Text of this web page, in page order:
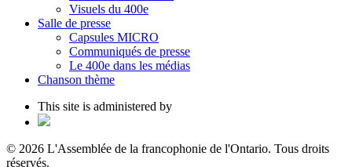
Visuels du 400e
Salle de presse
Capsules MICRO
Communiqués de presse
Le 400e dans les médias
Chanson thème
This site is administered by
© 2026 L'Assemblée de la francophonie de l'Ontario. Tous droits
réservés.